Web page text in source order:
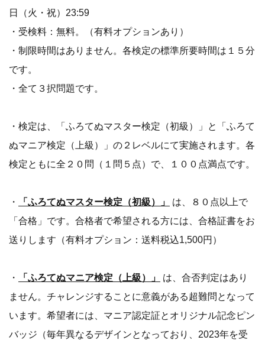
日（火・祝）23:59
・受検料：無料。（有料オプションあり）
・制限時間はありません。各検定の標準所要時間は１５分
です。
・全て３択問題です。
・検定は、「ふろてぬマスター検定（初級）」と「ふろて
ぬマニア検定（上級）」の２レベルにて実施されます。各
検定ともに全２０問（１問５点）で、１００点満点です。
・ 「ふろてぬマスター検定（初級）」
は、８０点以上で
「合格」です。合格者で希望される方には、合格証書をお
送りします（有料オプション：送料税込1,500円）
・ 「ふろてぬマニア検定（上級）」
は、合否判定はあり
ません。チャレンジすることに意義がある超難問となって
います。希望者には、マニア認定証とオリジナル記念ピン
バッジ（毎年異なるデザインとなっており、2023年を受